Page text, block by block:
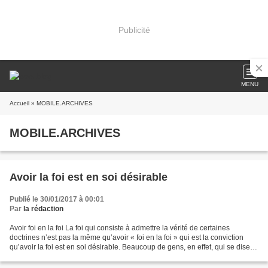
Publicité
MENU
Accueil » MOBILE.ARCHIVES
MOBILE.ARCHIVES
Avoir la foi est en soi désirable
Publié le 30/01/2017 à 00:01
Par la rédaction
Avoir foi en la foi La foi qui consiste à admettre la vérité de certaines
doctrines n’est pas la même qu’avoir « foi en la foi » qui est la conviction
qu’avoir la foi est en soi désirable. Beaucoup de gens, en effet, qui se disent